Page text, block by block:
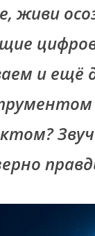
живи
и ещё